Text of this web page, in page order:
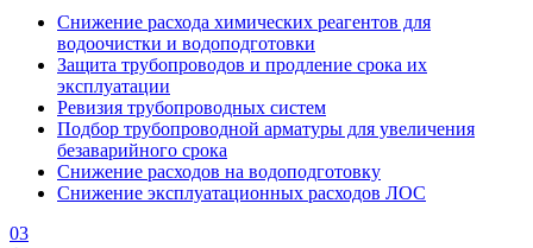
Снижение расхода химических реагентов для
водоочистки и водоподготовки
Защита трубопроводов и продление срока их
эксплуатации
Ревизия трубопроводных систем
Подбор трубопроводной арматуры для увеличения
безаварийного срока
Снижение расходов на водоподготовку
Снижение эксплуатационных расходов ЛОС
03